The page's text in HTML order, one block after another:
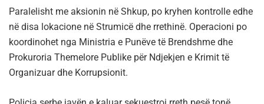
Paralelisht me aksionin në Shkup, po kryhen kontrolle edhe
në disa lokacione në Strumicë dhe rrethinë. Operacioni po
koordinohet nga Ministria e Punëve të Brendshme dhe
Prokuroria Themelore Publike për Ndjekjen e Krimit të
Organizuar dhe Korrupsionit.